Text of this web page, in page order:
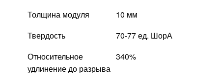
Толщина модуля
10 мм
Твердость
70-77 ед. ШорА
Относительное
удлинение до разрыва
340%